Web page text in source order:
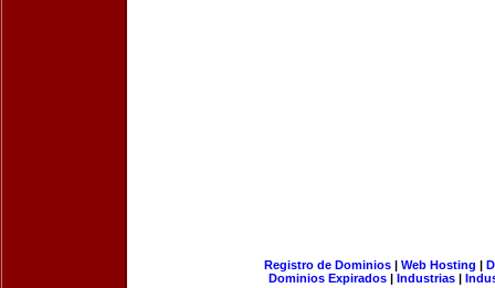
Registro de Dominios| Web Hosting |
Dominios Expirados | Industrias |